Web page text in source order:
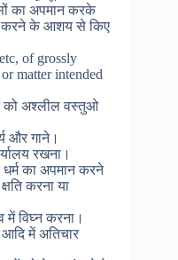
का अपमान करके
करने के आशय से किए
of grossly
matter intended
को अश्लील वस्तुओ
और गाने।
रखना।
धर्म का अपमान करने
करना या
में विघ्न करना।
आदि में अतिचार